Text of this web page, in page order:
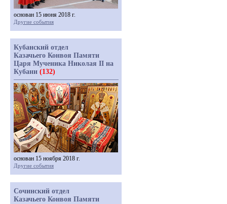
основан 15 июня 2018 г.
Другие события
Кубанский отдел
Казачьего Конвоя Памяти
Царя Мученика Николая II на
Кубани (132)
основан 15 ноября 2018 г.
Другие события
Сочинский отдел
Казачьего Конвоя Памяти